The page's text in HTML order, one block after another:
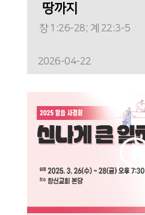
땅까지
창 1:26-28; 계 22:3-5
2026-04-22